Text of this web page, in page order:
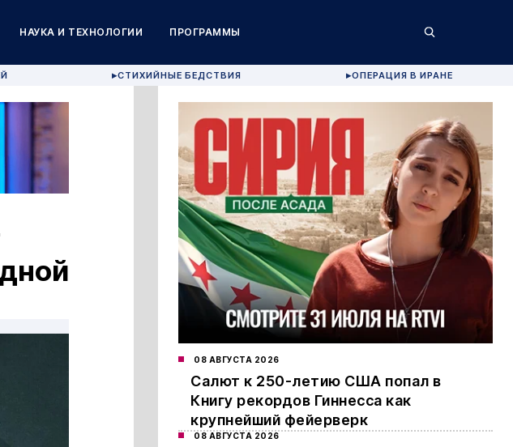
НАУКА И ТЕХНОЛОГИИ ПРОГРАММЫ
▶СТИХИЙНЫЕ БЕДСТВИЯ ▶ОПЕРАЦИЯ В ИРАНЕ
08 АВГУСТА 2026
Салют к 250-летию США попал в
Книгу рекордов Гиннесса как
крупнейший фейерверк
08 АВГУСТА 2026